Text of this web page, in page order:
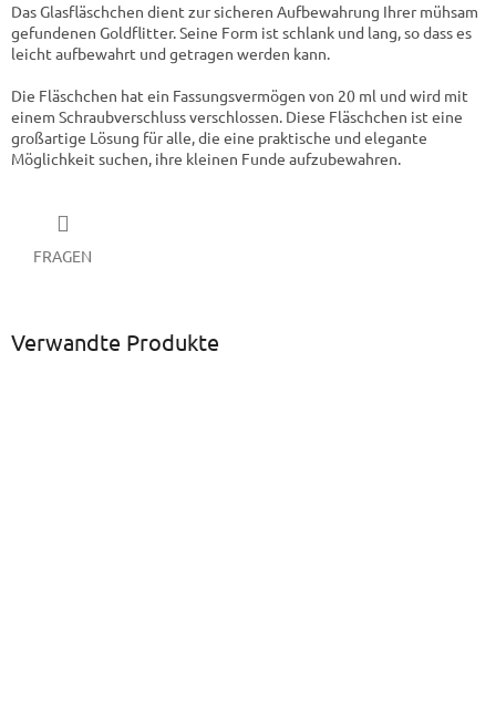
Das Glasfläschchen dient zur sicheren Aufbewahrung Ihrer mühsam
gefundenen Goldflitter. Seine Form ist schlank und lang, so dass es
leicht aufbewahrt und getragen werden kann.
Die Fläschchen hat ein Fassungsvermögen von 20 ml und wird mit
einem Schraubverschluss verschlossen. Diese Fläschchen ist eine
großartige Lösung für alle, die eine praktische und elegante
Möglichkeit suchen, ihre kleinen Funde aufzubewahren.
FRAGEN
Verwandte Produkte